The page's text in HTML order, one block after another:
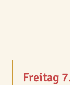
Freitag